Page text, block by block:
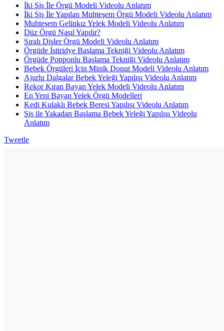
İki Şiş İle Örgü Modeli Videolu Anlatım
İki Şiş İle Yapılan Muhteşem Örgü Modeli Videolu Anlatım
Muhteşem Gelinkız Yelek Modeli Videolu Anlatım
Düz Örgü Nasıl Yapılır?
Sıralı Dişler Örgü Modeli Videolu Anlatım
Örgüde İstiridye Başlama Tekniği Videolu Anlatım
Örgüde Ponponlu Başlama Tekniği Videolu Anlatım
Bebek Örgüleri İçin Minik Donut Modeli Videolu Anlatım
Ajurlu Dalgalar Bebek Yeleği Yapılışı Videolu Anlatım
Rekor Kıran Bayan Yelek Modeli Videolu Anlatım
En Yeni Bayan Yelek Örgü Modelleri
Kedi Kulaklı Bebek Beresi Yapılışı Videolu Anlatım
Şiş ile Yakadan Başlama Bebek Yeleği Yapılışı Videolu
Anlatım
Tweetle